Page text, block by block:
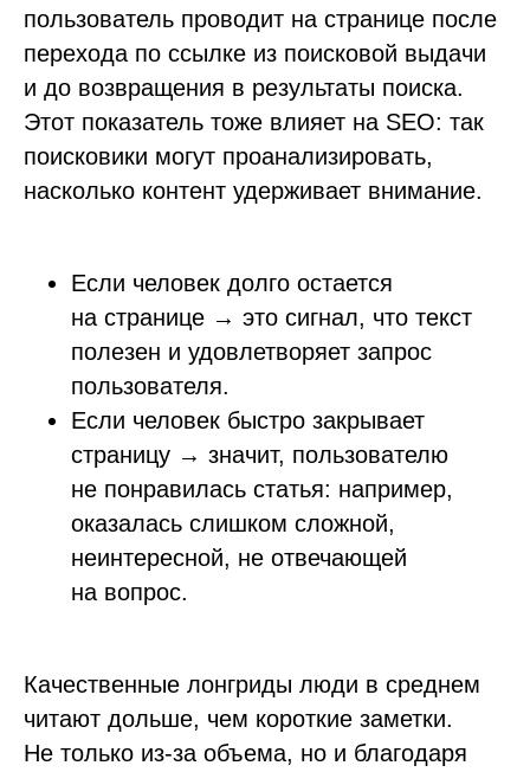
пользователь проводит на странице после
перехода по ссылке из поисковой выдачи
и до возвращения в результаты поиска.
Этот показатель тоже влияет на SEO: так
поисковики могут проанализировать,
насколько контент удерживает внимание.
Если человек долго остается
на странице → это сигнал, что текст
полезен и удовлетворяет запрос
пользователя.
Если человек быстро закрывает
страницу → значит, пользователю
не понравилась статья: например,
оказалась слишком сложной,
неинтересной, не отвечающей
на вопрос.
Качественные лонгриды люди в среднем
читают дольше, чем короткие заметки.
Не только из-за объема, но и благодаря